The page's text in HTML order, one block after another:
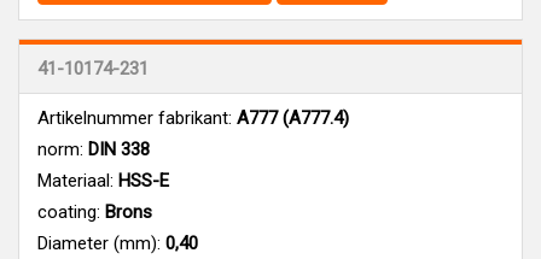
41-10174-231
Artikelnummer fabrikant: A777 (A777.4)
norm: DIN 338
Materiaal: HSS-E
coating: Brons
Diameter (mm): 0,40